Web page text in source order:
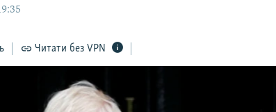
Читати без VPN